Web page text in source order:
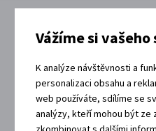
Akce,
7. 8. 2026
Vážíme si
K analýze návštěvnosti a
personalizaci obsahu a
web používáte, sdílíme se
analýzy, kteří mohou být ze